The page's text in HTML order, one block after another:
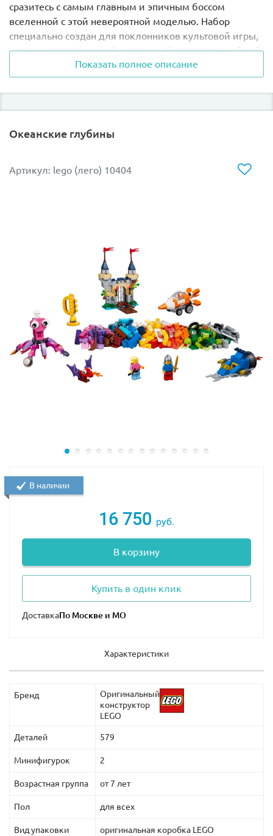
сразитесь с самым главным и эпичным боссом
вселенной с этой невероятной моделью. Набор
специально создан для поклонников культовой игры,
предлагая перенести финальную битву в масштабный
Главные фишки модели:
Края с обсидиановыми столбами, кристаллами и
детализированные фигурки (включая
дракона с подвижными крыльями, хвостом и
мощными челюстями делает битву максимально
динамичной и реалистичной.
Отличный подарок для преданных фанатов игры,
готовых к главному испытанию. Заказывайте эту
новинку в LEKUB и одержите победу над боссом в
формате LEGO!
Показать полное описание
Океанские глубины
Артикул: lego (лего) 10404
16 750 руб.
В корзину
Купить в один клик
Доставка
В наличии
Характеристики
Бренд
Оригинальный
конструктор
LEGO
Деталей 579
Минифигурок 2
Возрастная группа от 7 лет
Пол для всех
Вид упаковки оригинальная коробка LEGO